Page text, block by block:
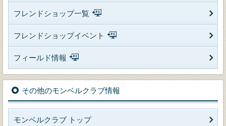
フレンドショップ一覧
フレンドショップイベント
フィールド情報
その他のモンベルクラブ情報
モンベルクラブ トップ